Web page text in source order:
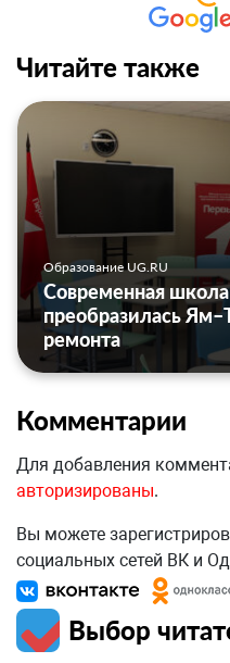
Читайте также
Образование UG.RU
Современная
преобразилась
ремонта
Комментарии
Для добавления
авторизированы.
Вы можете
социальных сетей ВК и
Выбор